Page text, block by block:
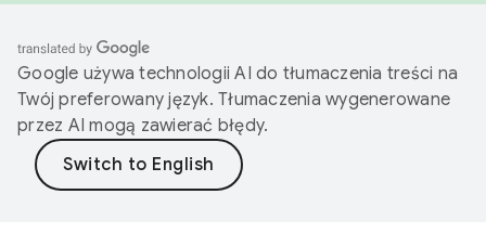
Google używa technologii AI do tłumaczenia treści na
Twój preferowany język. Tłumaczenia wygenerowane
przez AI mogą zawierać błędy.